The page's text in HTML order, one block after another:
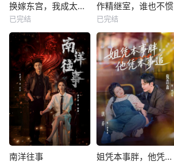
换嫁东宫，我成太子心尖宠
已完结
作精继室，谁也不惯
已完结
南洋往事 姐凭本事胖，他凭本事追